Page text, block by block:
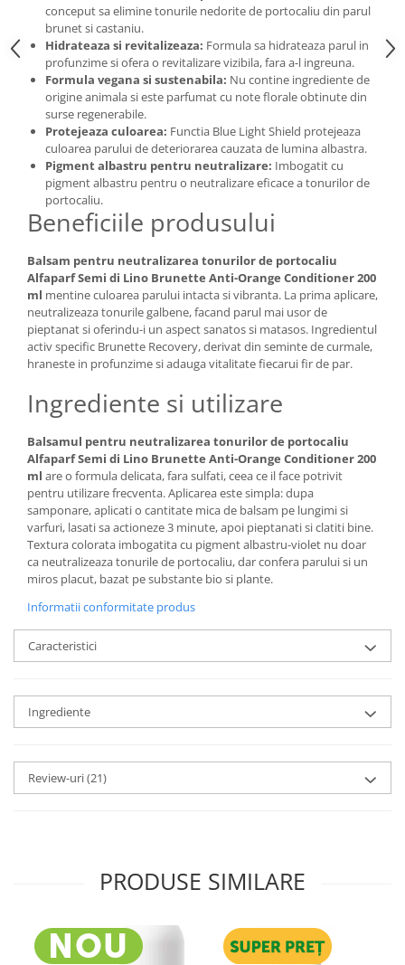
conceput sa elimine tonurile nedorite de portocaliu din parul
brunet si castaniu.
Hidrateaza si revitalizeaza: Formula sa hidrateaza parul in
profunzime si ofera o revitalizare vizibila, fara a-l ingreuna.
Formula vegana si sustenabila: Nu contine ingrediente de
origine animala si este parfumat cu note florale obtinute din
surse regenerabile.
Protejeaza culoarea: Functia Blue Light Shield protejeaza
culoarea parului de deteriorarea cauzata de lumina albastra.
Pigment albastru pentru neutralizare: Imbogatit cu
pigment albastru pentru o neutralizare eficace a tonurilor de
portocaliu.
Beneficiile produsului
Balsam pentru neutralizarea tonurilor de portocaliu
Alfaparf Semi di Lino Brunette Anti-Orange Conditioner 200
ml mentine culoarea parului intacta si vibranta. La prima aplicare,
neutralizeaza tonurile galbene, facand parul mai usor de
pieptanat si oferindu-i un aspect sanatos si matasos. Ingredientul
activ specific Brunette Recovery, derivat din seminte de curmale,
hraneste in profunzime si adauga vitalitate fiecarui fir de par.
Ingrediente si utilizare
Balsamul pentru neutralizarea tonurilor de portocaliu
Alfaparf Semi di Lino Brunette Anti-Orange Conditioner 200
ml are o formula delicata, fara sulfati, ceea ce il face potrivit
pentru utilizare frecventa. Aplicarea este simpla: dupa
samponare, aplicati o cantitate mica de balsam pe lungimi si
varfuri, lasati sa actioneze 3 minute, apoi pieptanati si clatiti bine.
Textura colorata imbogatita cu pigment albastru-violet nu doar
ca neutralizeaza tonurile de portocaliu, dar confera parului si un
miros placut, bazat pe substante bio si plante.
Informatii conformitate produs
Caracteristici
Ingrediente
Review-uri(21)
PRODUSE SIMILARE